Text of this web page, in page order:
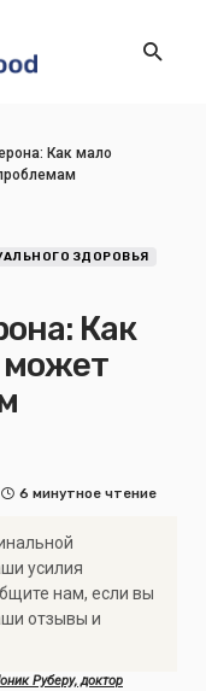
Как мало
ЗДОРОВЬЯ
Как
может
6 минутное чтение
усилия
нам, если вы
отзывы и
Руберу, доктор